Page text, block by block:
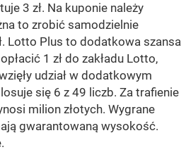
3 zł. Na kuponie należy
to zrobić samodzielnie
Lotto Plus to dodatkowa szansa
1 zł do zakładu Lotto,
udział w dodatkowym
się 6 z 49 liczb. Za trafienie
milion złotych. Wygrane
gwarantowaną wysokość.